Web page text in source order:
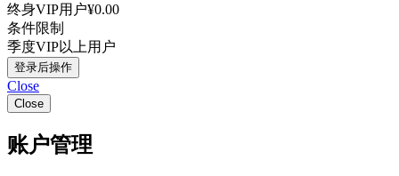
终身VIP用户¥0.00
条件限制
季度VIP以上用户
登录后操作
Close
Close
账户管理